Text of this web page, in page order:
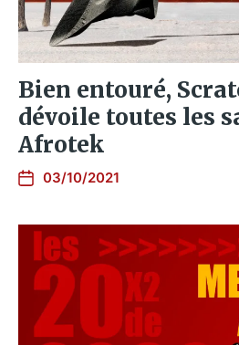
Bien entouré,
dévoile toutes les
Afrotek
03/10/2021